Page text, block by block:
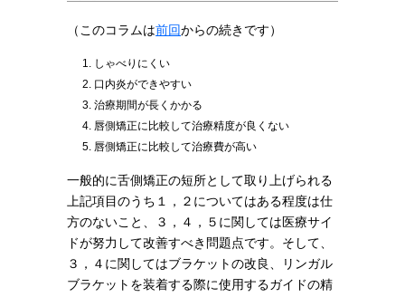
（このコラムは前回からの続きです）
しゃべりにくい
口内炎ができやすい
治療期間が長くかかる
唇側矯正に比較して治療精度が良くない
唇側矯正に比較して治療費が高い
一般的に舌側矯正の短所として取り上げられる
上記項目のうち１，２についてはある程度は仕
方のないこと、３，４，５に関しては医療サイ
ドが努力して改善すべき問題点です。そして、
３，４に関してはブラケットの改良、リンガル
ブラケットを装着する際に使用するガイドの精